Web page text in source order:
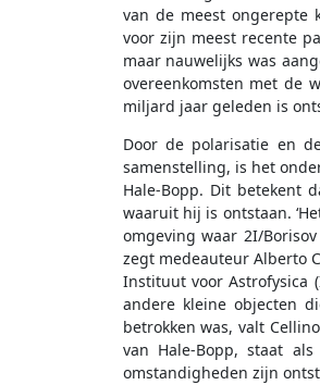
van de meest ongerepte
voor zijn meest recente
maar nauwelijks was
overeenkomsten met de
miljard jaar geleden is
Door de polarisatie en
samenstelling, is het
Hale-Bopp. Dit betekent
waaruit hij is ontstaan.
omgeving waar 2I/
zegt medeauteur Alberto
Instituut voor Astrofysica
andere kleine objecten
betrokken was, valt
van Hale-Bopp, staat
omstandigheden zijn